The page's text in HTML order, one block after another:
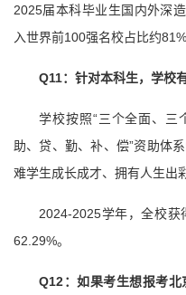
2025届本科毕业生国内外深
入世界前100强名校占比约81%
Q11：针对本科生，学校
学校按照“三个全面、三
助、贷、勤、补、偿”资助体
难学生成长成才、拥有人生出
2024-2025学年，全校
62.29%。
Q12：如果考生想报考